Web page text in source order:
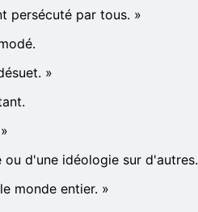
persécuté par tous. »
»
»
d'une idéologie sur d'autres.
monde entier. »